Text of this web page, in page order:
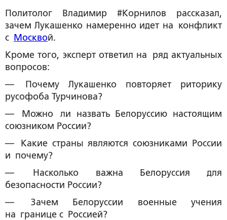
Политолог Владимир #Корнилов рассказал,
зачем Лукашенко намеренно идет на конфликт
с Москвой.
Кроме того, эксперт ответил на ряд актуальных
вопросов:
— Почему Лукашенко повторяет риторику
русофоба Турчинова?
— Можно ли назвать Белоруссию настоящим
союзником России?
— Какие страны являются союзниками России
и почему?
— Насколько важна Белоруссия для
безопасности России?
— Зачем Белоруссии военные учения
на границе с Россией?